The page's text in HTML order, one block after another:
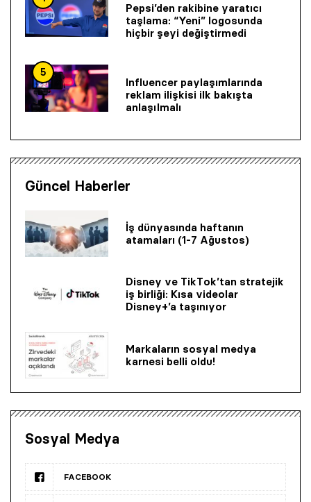
Pepsi’den rakibine yaratıcı
taşlama: “Yeni” logosunda
hiçbir şeyi değiştirmedi
5
Influencer paylaşımlarında
reklam ilişkisi ilk bakışta
anlaşılmalı
Güncel Haberler
İş dünyasında haftanın
atamaları (1-7 Ağustos)
Disney ve TikTok’tan stratejik
iş birliği: Kısa videolar
Disney+’a taşınıyor
Markaların sosyal medya
karnesi belli oldu!
Sosyal Medya
FACEBOOK